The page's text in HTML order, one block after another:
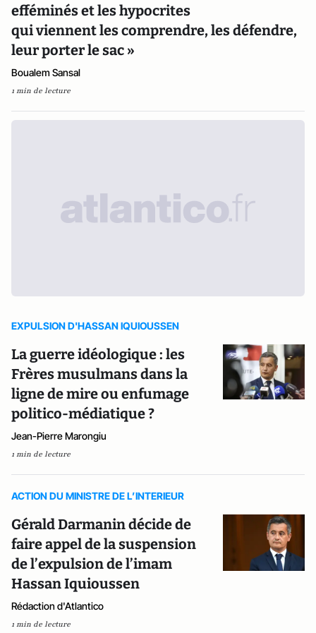
efféminés et les hypocrites
qui viennent les comprendre, les défendre,
leur porter le sac »
Boualem Sansal
1 min de lecture
EXPULSION D'HASSAN IQUIOUSSEN
La guerre idéologique : les
Frères musulmans dans la
ligne de mire ou enfumage
politico-médiatique ?
Jean-Pierre Marongiu
1 min de lecture
ACTION DU MINISTRE DE L’INTERIEUR
Gérald Darmanin décide de
faire appel de la suspension
de l’expulsion de l’imam
Hassan Iquioussen
Rédaction d'Atlantico
1 min de lecture